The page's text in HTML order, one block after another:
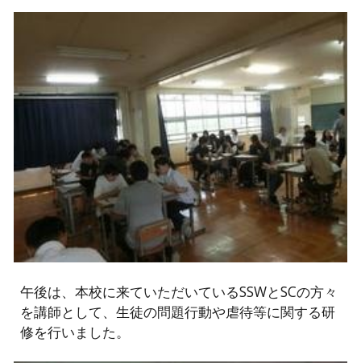
午後は、本校に来ていただいているSSWとSCの方々
を講師として、生徒の問題行動や虐待等に関する研
修を行いました。